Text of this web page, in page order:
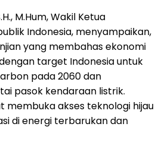
M.Hum, Wakil Ketua
Indonesia, menyampaikan,
yang membahas ekonomi
target Indonesiauntuk
pada 2060 dan
pasok kendaraan listrik.
membuka akses teknologi hijau
di energi terbarukan dan